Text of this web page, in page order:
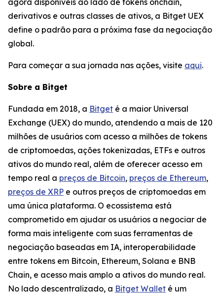
derivativos e outras classes de ativos, a Bitget UEX
define o padrão para a próxima fase da negociação
global.
Para começar a sua jornada nas ações, visite aqui.
Sobre a Bitget
Fundada em 2018, a Bitget é a maior Universal
Exchange (UEX) do mundo, atendendo a mais de 120
milhões de usuários com acesso a milhões de tokens
de criptomoedas, ações tokenizadas, ETFs e outros
ativos do mundo real, além de oferecer acesso em
tempo real a preços de Bitcoin, preços de Ethereum,
preços de XRP e outros preços de criptomoedas em
uma única plataforma. O ecossistema está
comprometido em ajudar os usuários a negociar de
forma mais inteligente com suas ferramentas de
negociação baseadas em IA, interoperabilidade
entre tokens em Bitcoin, Ethereum, Solana e BNB
Chain, e acesso mais amplo a ativos do mundo real.
No lado descentralizado, a Bitget Wallet é um